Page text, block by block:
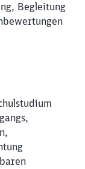
Begleitung